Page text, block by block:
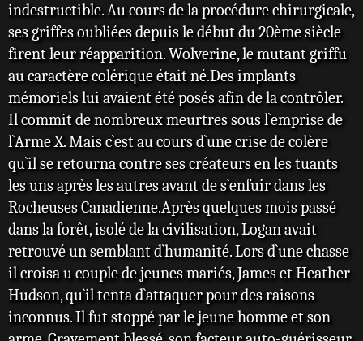
indestructible. Au cours de la procédure chirurgicale,
ses griffes oubliées depuis le début du 20ème siècle
firent leur réapparition. Wolverine, le mutant griffu
au caractère colérique était né.Des implants
mémoriels lui avaient été posés afin de la contrôler.
Il commit de nombreux meurtres sous l`emprise de
l`Arme X. Mais c`est au cours d`une crise de colère
qu`il se retourna contre ses créateurs en les tuants
les uns après les autres avant de s`enfuir dans les
Rocheuses Canadienne.Après quelques mois passé
dans la forêt, isolé de la civilisation, Logan avait
retrouvé un semblant d`humanité. Lors d`une chasse
il croisa u couple de jeunes mariés, James et Heather
Hudson, qu`il tenta d`attaquer pour des raisons
inconnus. Il fut stoppé par le jeune homme et son